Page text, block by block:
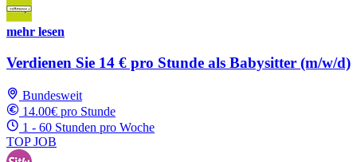
mehr lesen
Verdienen Sie 14 € pro Stunde als Babysitter (m/w/d)
Bundesweit
14.00€ pro Stunde
1 - 60 Stunden pro Woche
TOP JOB